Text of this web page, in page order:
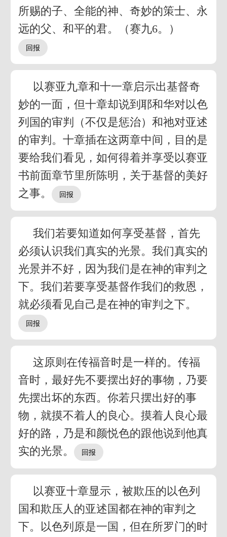
所赐的子、全能的神、奇妙的策士、永
远的父、和平的君。（赛九6。）
以赛亚九章和十一章启示出基督奇
妙的一面，但十章却说到耶和华对以色
列国的审判（不仅是惩治）和祂对亚述
的审判。十章插在这两章中间，目的是
要给我们看见，如何得着并享受以赛亚
书前面章节里所陈明，关于基督的美好
之事。
我们若要知道如何享受基督，首先
必须认识我们真实的光景。我们真实的
光景并不好，因为我们是在神的审判之
下。我们若要享受基督作我们的救恩，
就必须看见自己是在神的审判之下。
这原则在传福音时是一样的。传福
音时，最好先不要摆出好的事物，乃要
先摆出坏的东西。你若只摆出好的事
物，就摸不着人的良心。摸着人良心最
好的路，乃是和颜悦色的跟他说到他真
实的光景。
以赛亚十章显示，被欺压的以色列
国和欺压人的亚述国都在神的审判之
下。以色列原是一国，但在所罗门的时